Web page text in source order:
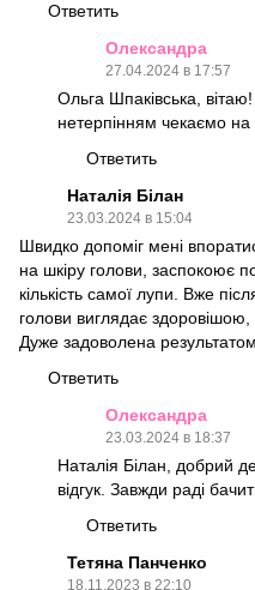
Ответить
Олександра
27.04.2024 в 17:57
Ольга Шпаківська,
нетерпінням чекаємо
Ответить
Наталія Білан
23.03.2024 в 15:04
Швидко допоміг мені
на шкіру голови, заспокоює
кількість самої лупи. Вже
голови виглядає
Дуже задоволена
Ответить
Олександра
23.03.2024 в 18:37
Наталія Білан, добрий
відгук. Завжди раді
Ответить
Тетяна Панченко
18.11.2023 в 22:10